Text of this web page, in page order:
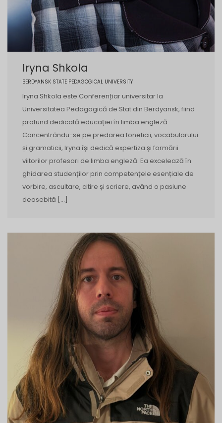
Iryna Shkola
BERDYANSK STATE PEDAGOGICAL UNIVERSITY
Iryna Shkola este Conferențiar universitar la
Universitatea Pedagogică de Stat din Berdyansk, fiind
profund dedicată educației în limba engleză.
Concentrându-se pe predarea foneticii, vocabularului
și gramaticii, Iryna își dedică expertiza și formării
viitorilor profesori de limba engleză. Ea excelează în
ghidarea studenților prin competențele esențiale de
vorbire, ascultare, citire și scriere, având o pasiune
deosebită […]